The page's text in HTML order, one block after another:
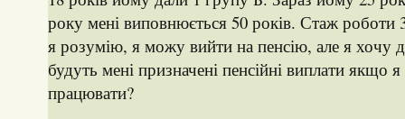
року мені виповнюється 50 років. Стаж роботи
я розумію, я можу вийти на пенсію, але я хочу
будуть мені призначені пенсійні виплати якщо
працювати?